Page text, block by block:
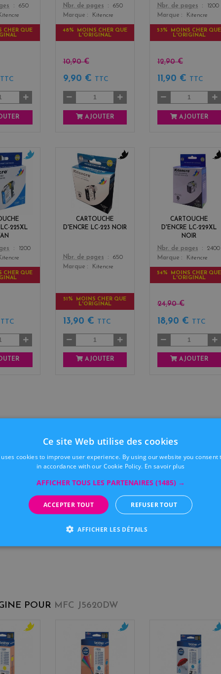
650
CHER QUE
TTC
Color
Nbr. de pages
650
Marque
Kitencre
48% MOINS CHER QUE
L'ORIGINAL
10,90 €
9,90 € TTC
AJOUTER
Color
Nbr. de pages
1200
Marque
Kitencre
53% MOINS CHER QUE
L'ORIGINAL
12,90 €
11,90 € TTC
AJOUTER
225XL
c
a
1200
CHER QUE
TTC
CARTOUCHE
D'ENCRE LC-223 NOIR
Color
Nbr. de pages
650
Marque
Kitencre
51% MOINS CHER QUE
L'ORIGINAL
13,90 € TTC
AJOUTER
CARTOUCHE
D'ENCRE LC-229XL
NOIR
Color
Nbr. de pages
2400
Marque
Kitencre
54% MOINS CHER QUE
L'ORIGINAL
24,90 €
18,90 € TTC
AJOUTER
POUR MFC J5620DW
Ce site Web utilise des cookies
cookies to improve user experience. By using our website you consent
in accordance with our Cookie Policy. En savoir plus
AFFICHER TOUS LES PARTENAIRES (1485) →
ACCEPTER TOUT REFUSER TOUT
AFFICHER LES DÉTAILS